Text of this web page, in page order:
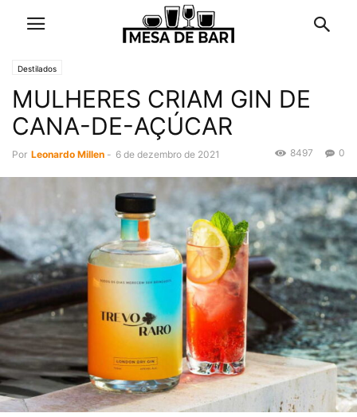
Destilados
MULHERES CRIAM GIN DE
CANA-DE-AÇÚCAR
Por Leonardo Millen - 6 de dezembro de 2021 0
8497